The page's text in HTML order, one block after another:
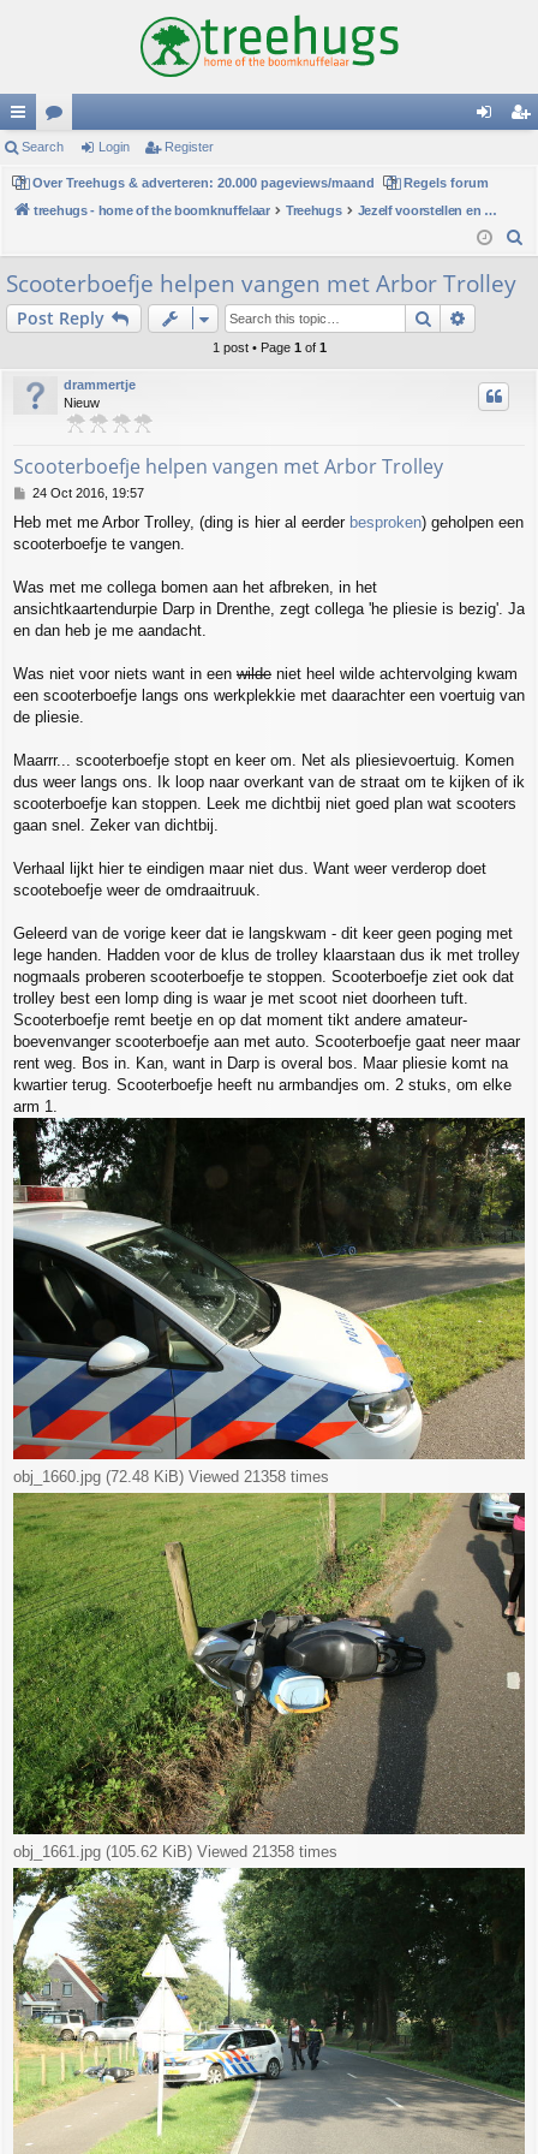
ui
ck
lin
ks
or
u
m
s
in
Search Login Register
Over Treehugs & adverteren: 20.000 pageviews/maand
Regels forum
treehugs - home of the boomknuffelaar
Treehugs
Jezelf voorstellen en persoonlijke mededelingen
h
Scooterboefje helpen vangen met Arbor Trolley
Post Reply Search
1 post • Page 1 of 1
drammertje
Nieuw
Scooterboefje helpen vangen met Arbor Trolley
P
s
t
24 Oct 2016, 19:57
Heb met me Arbor Trolley, (ding is hier al eerder besproken) geholpen een
scooterboefje te vangen.
Was met me collega bomen aan het afbreken, in het
ansichtkaartendurpie Darp in Drenthe, zegt collega 'he pliesie is bezig'. Ja
en dan heb je me aandacht.
Was niet voor niets want in een wilde niet heel wilde achtervolging kwam
een scooterboefje langs ons werkplekkie met daarachter een voertuig van
de pliesie.
Maarrr... scooterboefje stopt en keer om. Net als pliesievoertuig. Komen
dus weer langs ons. Ik loop naar overkant van de straat om te kijken of ik
scooterboefje kan stoppen. Leek me dichtbij niet goed plan wat scooters
gaan snel. Zeker van dichtbij.
Verhaal lijkt hier te eindigen maar niet dus. Want weer verderop doet
scooteboefje weer de omdraaitruuk.
Geleerd van de vorige keer dat ie langskwam - dit keer geen poging met
lege handen. Hadden voor de klus de trolley klaarstaan dus ik met trolley
nogmaals proberen scooterboefje te stoppen. Scooterboefje ziet ook dat
trolley best een lomp ding is waar je met scoot niet doorheen tuft.
Scooterboefje remt beetje en op dat moment tikt andere amateur-
boevenvanger scooterboefje aan met auto. Scooterboefje gaat neer maar
rent weg. Bos in. Kan, want in Darp is overal bos. Maar pliesie komt na
kwartier terug. Scooterboefje heeft nu armbandjes om. 2 stuks, om elke
arm 1.
obj_1660.jpg (72.48 KiB) Viewed 21358 times
obj_1661.jpg (105.62 KiB) Viewed 21358 times